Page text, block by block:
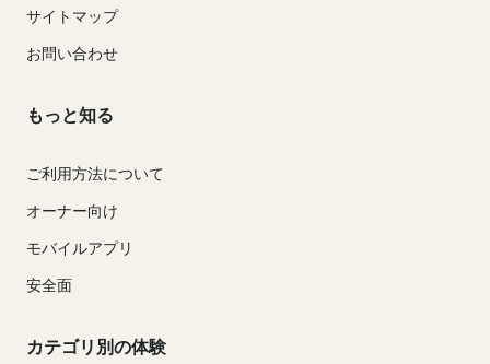
サイトマップ
お問い合わせ
もっと知る
ご利用方法について
オーナー向け
モバイルアプリ
安全面
カテゴリ別の体験